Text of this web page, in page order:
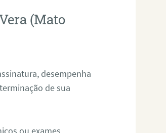
(Mato
desempenha
de sua
ou exames